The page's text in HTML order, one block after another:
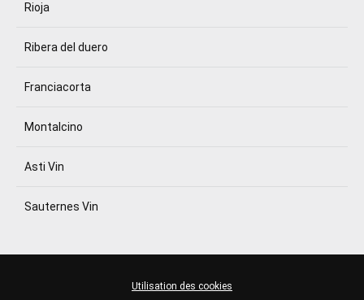
Rioja
Ribera del duero
Franciacorta
Montalcino
Asti Vin
Sauternes Vin
Utilisation des cookies